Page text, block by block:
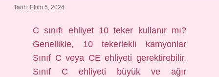
Tarih: Ekim 5, 2024
C sınıfı ehliyet 10 teker kullanır mı?
Genellikle, 10 tekerlekli kamyonlar
Sınıf C veya CE ehliyeti gerektirebilir.
Sınıf C ehliyeti büyük ve ağır